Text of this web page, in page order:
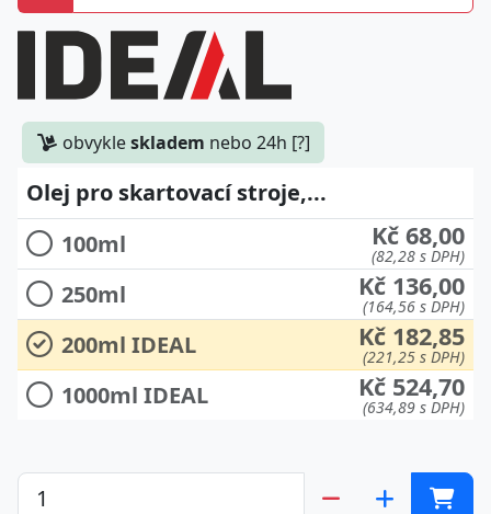
obvykleskladem nebo 24h [?]
Olej pro skartovací stroje,...
100ml
Kč 68,00
(82,28 s DPH)
250ml Kč 136,00
(164,56 s DPH)
200ml IDEAL Kč 182,85
(221,25 s DPH)
1000ml IDEAL Kč 524,70
(634,89 s DPH)